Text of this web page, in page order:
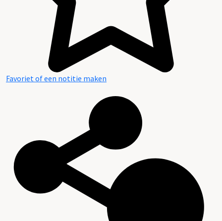
Favoriet of een notitie maken